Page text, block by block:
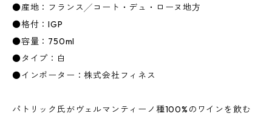
●産地：フランス╱コート・デュ・ローヌ地方
●格付：IGP
●容量：750ml
●タイプ：白
●インポーター：株式会社フィネス
パトリック氏がヴェルマンティーノ種100%のワインを飲む